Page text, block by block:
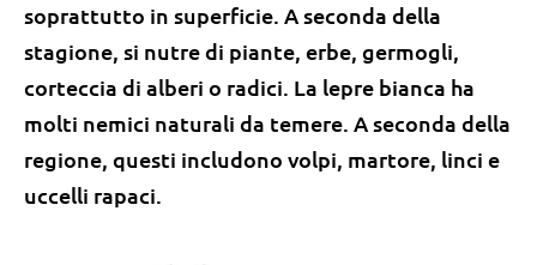
soprattutto in superficie. A seconda della
stagione, si nutre di piante, erbe, germogli,
corteccia di alberi o radici. La lepre bianca ha
molti nemici naturali da temere. A seconda della
regione, questi includono volpi, martore, linci e
uccelli rapaci.